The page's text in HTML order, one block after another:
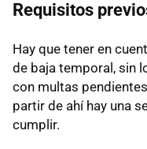
Requisitos
Hay que tener en
de baja temporal, sin
con multas
partir de ahí hay una
cumplir.